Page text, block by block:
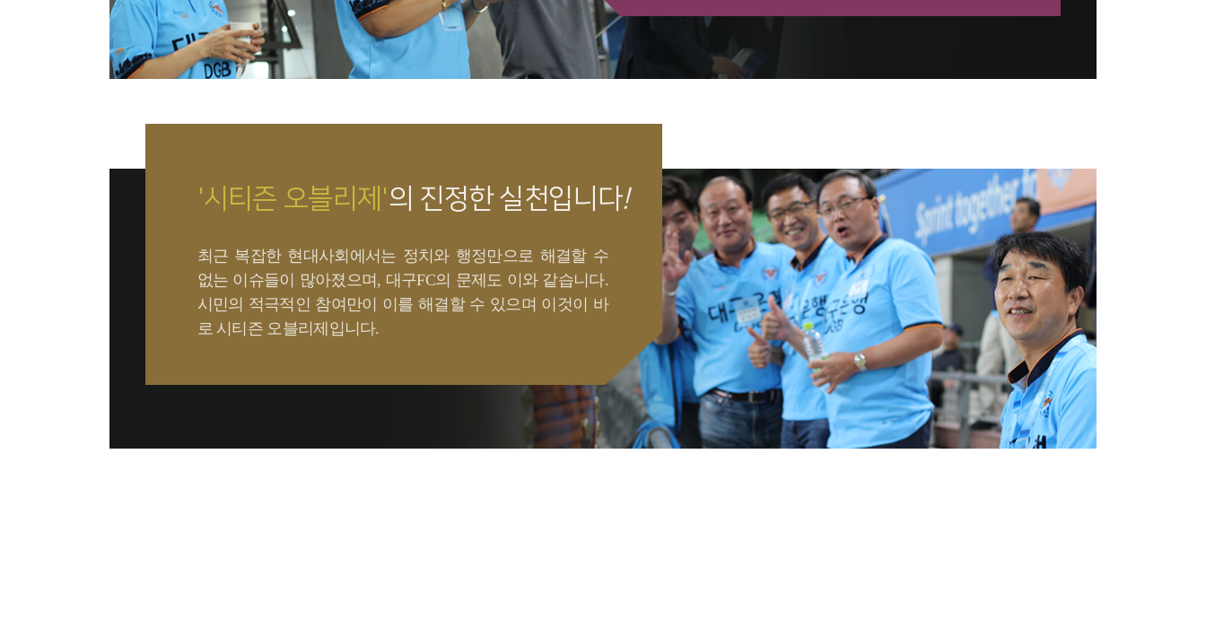
'시티즌 오블리제'의 진정한 실천입니다!
최근 복잡한 현대사회에서는 정치와 행정만으로 해결할 수
없는 이슈들이 많아졌으며, 대구FC의 문제도 이와 같습니다.
시민의 적극적인 참여만이 이를 해결할 수 있으며 이것이 바
로 시티즌 오블리제입니다.